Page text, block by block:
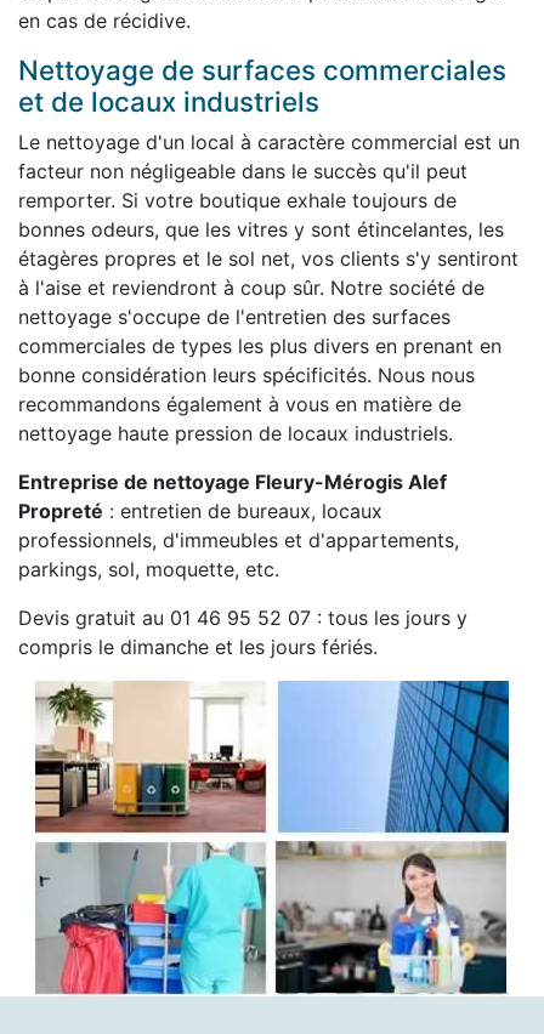
en cas de récidive.
Nettoyage de surfaces commerciales
et de locaux industriels
Le nettoyage d'un local à caractère commercial est un
facteur non négligeable dans le succès qu'il peut
remporter. Si votre boutique exhale toujours de
bonnes odeurs, que les vitres y sont étincelantes, les
étagères propres et le sol net, vos clients s'y sentiront
à l'aise et reviendront à coup sûr. Notre société de
nettoyage s'occupe de l'entretien des surfaces
commerciales de types les plus divers en prenant en
bonne considération leurs spécificités. Nous nous
recommandons également à vous en matière de
nettoyage haute pression de locaux industriels.
Entreprise de nettoyage Fleury-Mérogis Alef
Propreté : entretien de bureaux, locaux
professionnels, d'immeubles et d'appartements,
parkings, sol, moquette, etc.
Devis gratuit au 01 46 95 52 07 : tous les jours y
compris le dimanche et les jours fériés.